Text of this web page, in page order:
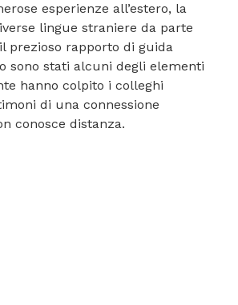
esperienze all’estero, la
lingue straniere da parte
prezioso rapporto di guida
sono stati alcuni degli elementi
hanno colpito i colleghi
di una connessione
conosce distanza.